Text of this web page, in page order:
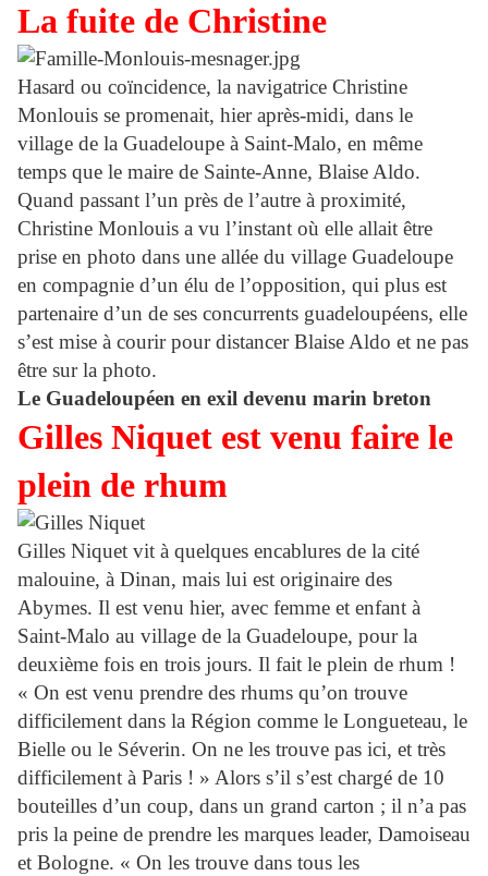
La fuite de Christine
Hasard ou coïncidence, la navigatrice Christine
Monlouis se promenait, hier après-midi, dans le
village de la Guadeloupe à Saint-Malo, en même
temps que le maire de Sainte-Anne, Blaise Aldo.
Quand passant l’un près de l’autre à proximité,
Christine Monlouis a vu l’instant où elle allait être
prise en photo dans une allée du village Guadeloupe
en compagnie d’un élu de l’opposition, qui plus est
partenaire d’un de ses concurrents guadeloupéens, elle
s’est mise à courir pour distancer Blaise Aldo et ne pas
être sur la photo.
Le Guadeloupéen en exil devenu marin breton
Gilles Niquet est venu faire le
plein de rhum
Gilles Niquet vit à quelques encablures de la cité
malouine, à Dinan, mais lui est originaire des
Abymes. Il est venu hier, avec femme et enfant à
Saint-Malo au village de la Guadeloupe, pour la
deuxième fois en trois jours. Il fait le plein de rhum !
« On est venu prendre des rhums qu’on trouve
difficilement dans la Région comme le Longueteau, le
Bielle ou le Séverin. On ne les trouve pas ici, et très
difficilement à Paris ! » Alors s’il s’est chargé de 10
bouteilles d’un coup, dans un grand carton ; il n’a pas
pris la peine de prendre les marques leader, Damoiseau
et Bologne. « On les trouve dans tous les